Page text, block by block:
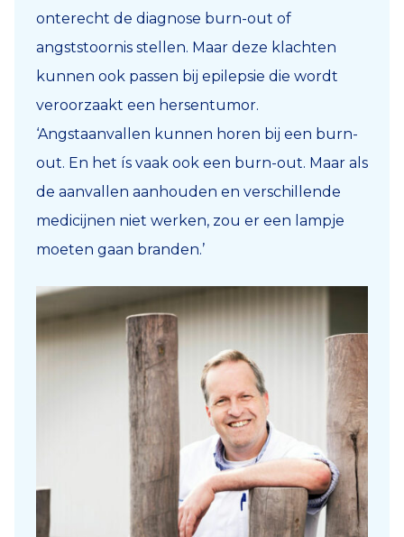
onterecht de diagnose burn-out of
angststoornis stellen. Maar deze klachten
kunnen ook passen bij epilepsie die wordt
veroorzaakt een hersentumor.
‘Angstaanvallen kunnen horen bij een burn-
out. En het ís vaak ook een burn-out. Maar als
de aanvallen aanhouden en verschillende
medicijnen niet werken, zou er een lampje
moeten gaan branden.’